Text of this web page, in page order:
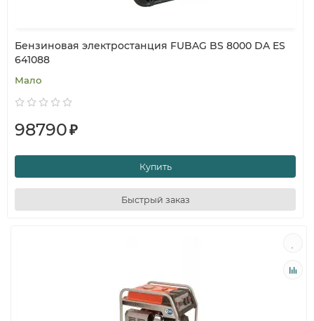
Бензиновая электростанция FUBAG BS 8000 DA ES
641088
Мало
98790₽
Купить
Быстрый заказ